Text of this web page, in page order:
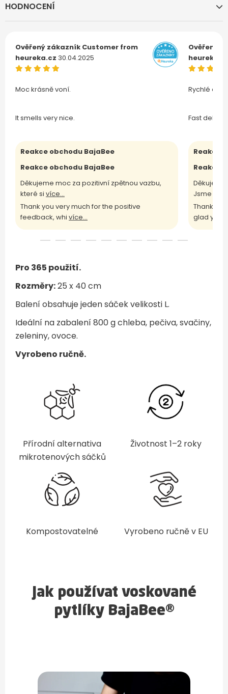
HODNOCENÍ
Ověřený zákazník Customer from
heureka.cz 30.04.2025
Moc krásně voní.
It smells very nice.
Reakce obchodu BajaBee
Reakce obchodu BajaBee
Děkujeme moc za pozitivní zpětnou vazbu,
které si více...
Thank you very much for the positive
feedback, whi více...
Ověřený
Rychlé
Fast
Reakce
Reakce
Jsme rádi
Thank
glad yo
Pro 365 použití.
Rozměry:25 x 40 cm
Balení obsahuje jeden sáček velikosti L.
Ideální na zabalení 800 g chleba, pečiva, svačiny,
zeleniny, ovoce.
Vyrobeno ručně.
Přírodní alternativa
mikrotenových sáčků
Životnost 1–2 roky
Kompostovatelné Vyrobeno ručně v EU
Jak používat voskované
pytlíky BajaBee®